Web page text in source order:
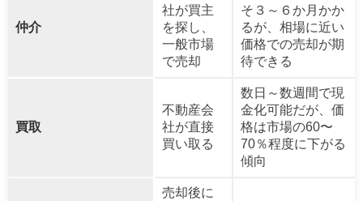
仲介
社が買主
を探し、
一般市場
で売却
そ３～６か月かか
るが、相場に近い
価格での売却が期
待できる
買取
不動産会
社が直接
買い取る
数日～数週間で現
金化可能だが、価
格は市場の60〜
70％程度に下がる
傾向
売却後に